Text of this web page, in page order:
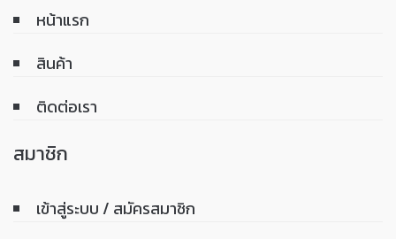
หน้าแรก
สินค้า
ติดต่อเรา
สมาชิก
เข้าสู่ระบบ / สมัครสมาชิก